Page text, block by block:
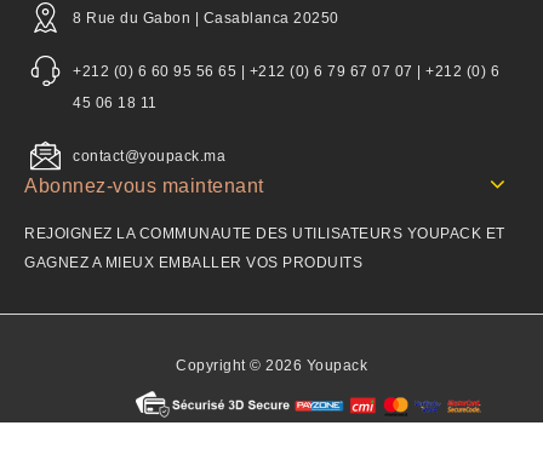
8 Rue du Gabon | Casablanca 20250
+212 (0) 6 60 95 56 65 | +212 (0) 6 79 67 07 07 | +212 (0) 6
45 06 18 11
contact@youpack.ma
Abonnez-vous maintenant
REJOIGNEZ LA COMMUNAUTE DES UTILISATEURS YOUPACK ET
GAGNEZ A MIEUX EMBALLER VOS PRODUITS
Copyright © 2026 Youpack